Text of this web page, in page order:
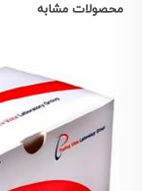
محصولات مشابه